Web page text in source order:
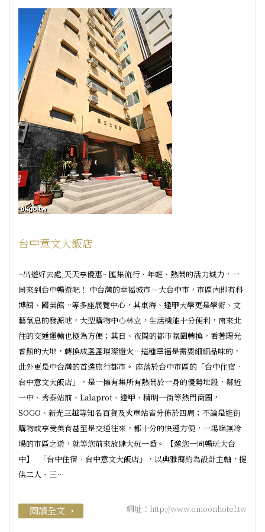
台中意文大飯店
~出遊好去處,天天享優惠~ 匯集流行、年輕、熱鬧的活力城力，一
同來到台中暢遊吧！ 中台灣的幸福城市－大台中市，市區內即有科
博館、國美館…等多座展覽中心，其東海、 逢甲大學更是學術、文
藝氣息的發源地，大型購物中心林立，生活機能十分便利，南來北
往的交通運輸也極為方便；其日、夜間的都市氛圍轉換，看著陽光
普照的大地，轉換成盞盞璀璨燈火…這種幸福是需要細細品味的，
此外更是中台灣的首選旅行都市。 座落於台中市區的「台中住宿‧
台中意文大飯店」，是一擁有集所有熱鬧於一身的優勢地段，鄰近
一中、秀泰站前、Lalaprot、 逢甲 、精明一街等熱門商圈，
SOGO、新光三越等知名百貨及火車站皆分佈於四周；不論是逛街
購物或享受美食甚至是交通往來，都十分的快速方便，一場絕無冷
場的市區之遊，就等您前來放肆大玩一番。 【邀您一同暢玩大台
中】 「台中住宿‧台中意文大飯店」，以典雅簡約為設計主軸，提
供二人、三…
閱讀全文 arrow_right 網址： http://www.emoonhotel.tw